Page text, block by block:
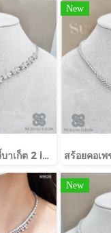
สร้อยคอเพชรห้อยจี้บาเก็ต 2 in 1
New
New